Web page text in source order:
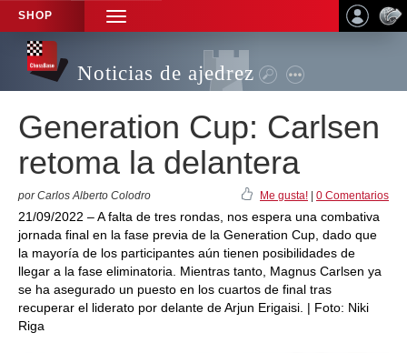
SHOP
TOGGLE
NAVIGATION
Noticias de ajedrez
Generation Cup: Carlsen
retoma la delantera
por Carlos Alberto Colodro Me gusta! 0 Comentarios
21/09/2022 – A falta de tres rondas, nos espera una combativa
jornada final en la fase previa de la Generation Cup, dado que
la mayoría de los participantes aún tienen posibilidades de
llegar a la fase eliminatoria. Mientras tanto, Magnus Carlsen ya
se ha asegurado un puesto en los cuartos de final tras
recuperar el liderato por delante de Arjun Erigaisi. | Foto: Niki
Riga